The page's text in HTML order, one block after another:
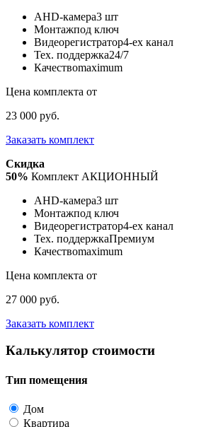
AHD-камера3 шт
Монтажпод ключ
Видеорегистратор4-ех канал
Тех. поддержка24/7
Качествоmaximum
Цена комплекта от
23 000 руб.
Заказать комплект
Скидка
50% Комплект АКЦИОННЫЙ
AHD-камера3 шт
Монтажпод ключ
Видеорегистратор4-ех канал
Тех. поддержкаПремиум
Качествоmaximum
Цена комплекта от
27 000 руб.
Заказать комплект
Калькулятор стоимости
Тип помещения
Дом
Квартира